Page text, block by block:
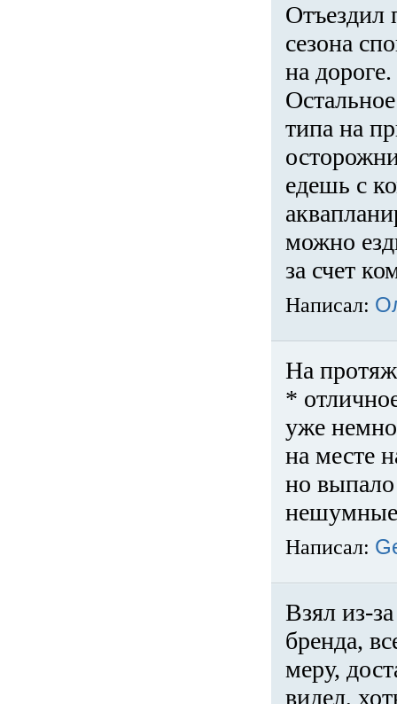
Отъездил
сезона
на
типа на
едешь с
можно
за счет
Написал:
На
*
уже
на месте
но
нешумные
Написал:
Взял из-
бренда,
меру,
видел,